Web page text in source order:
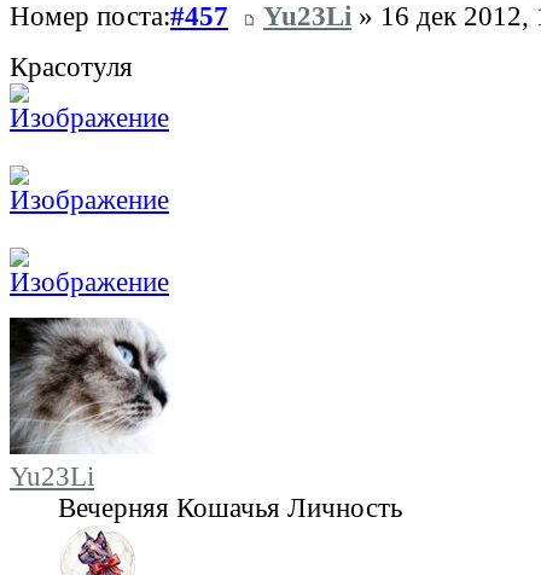
Номер поста:#457 Yu23Li » 16 дек 2012,
Красотуля
Yu23Li
Вечерняя Кошачья Личность